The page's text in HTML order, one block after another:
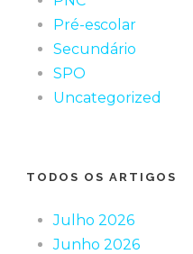
Pré-escolar
Secundário
SPO
Uncategorized
TODOS OS ARTIGOS
Julho 2026
Junho 2026